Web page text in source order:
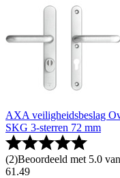
AXA veiligheidsbeslag
SKG 3-sterren 72 mm
(2)Beoordeeld met 5.0
61 .49